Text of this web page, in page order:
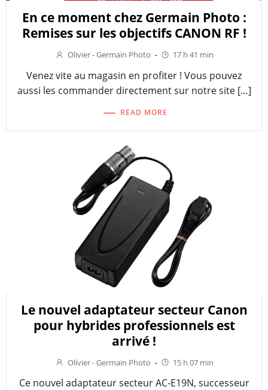
En ce moment chez Germain Photo :
Remises sur les objectifs CANON RF !
Olivier - Germain Photo - 17 h 41 min
Venez vite au magasin en profiter ! Vous pouvez
aussi les commander directement sur notre site […]
READ MORE
Le nouvel adaptateur secteur Canon
pour hybrides professionnels est
arrivé !
Olivier - Germain Photo - 15 h 07 min
Ce nouvel adaptateur secteur AC-E19N, successeur